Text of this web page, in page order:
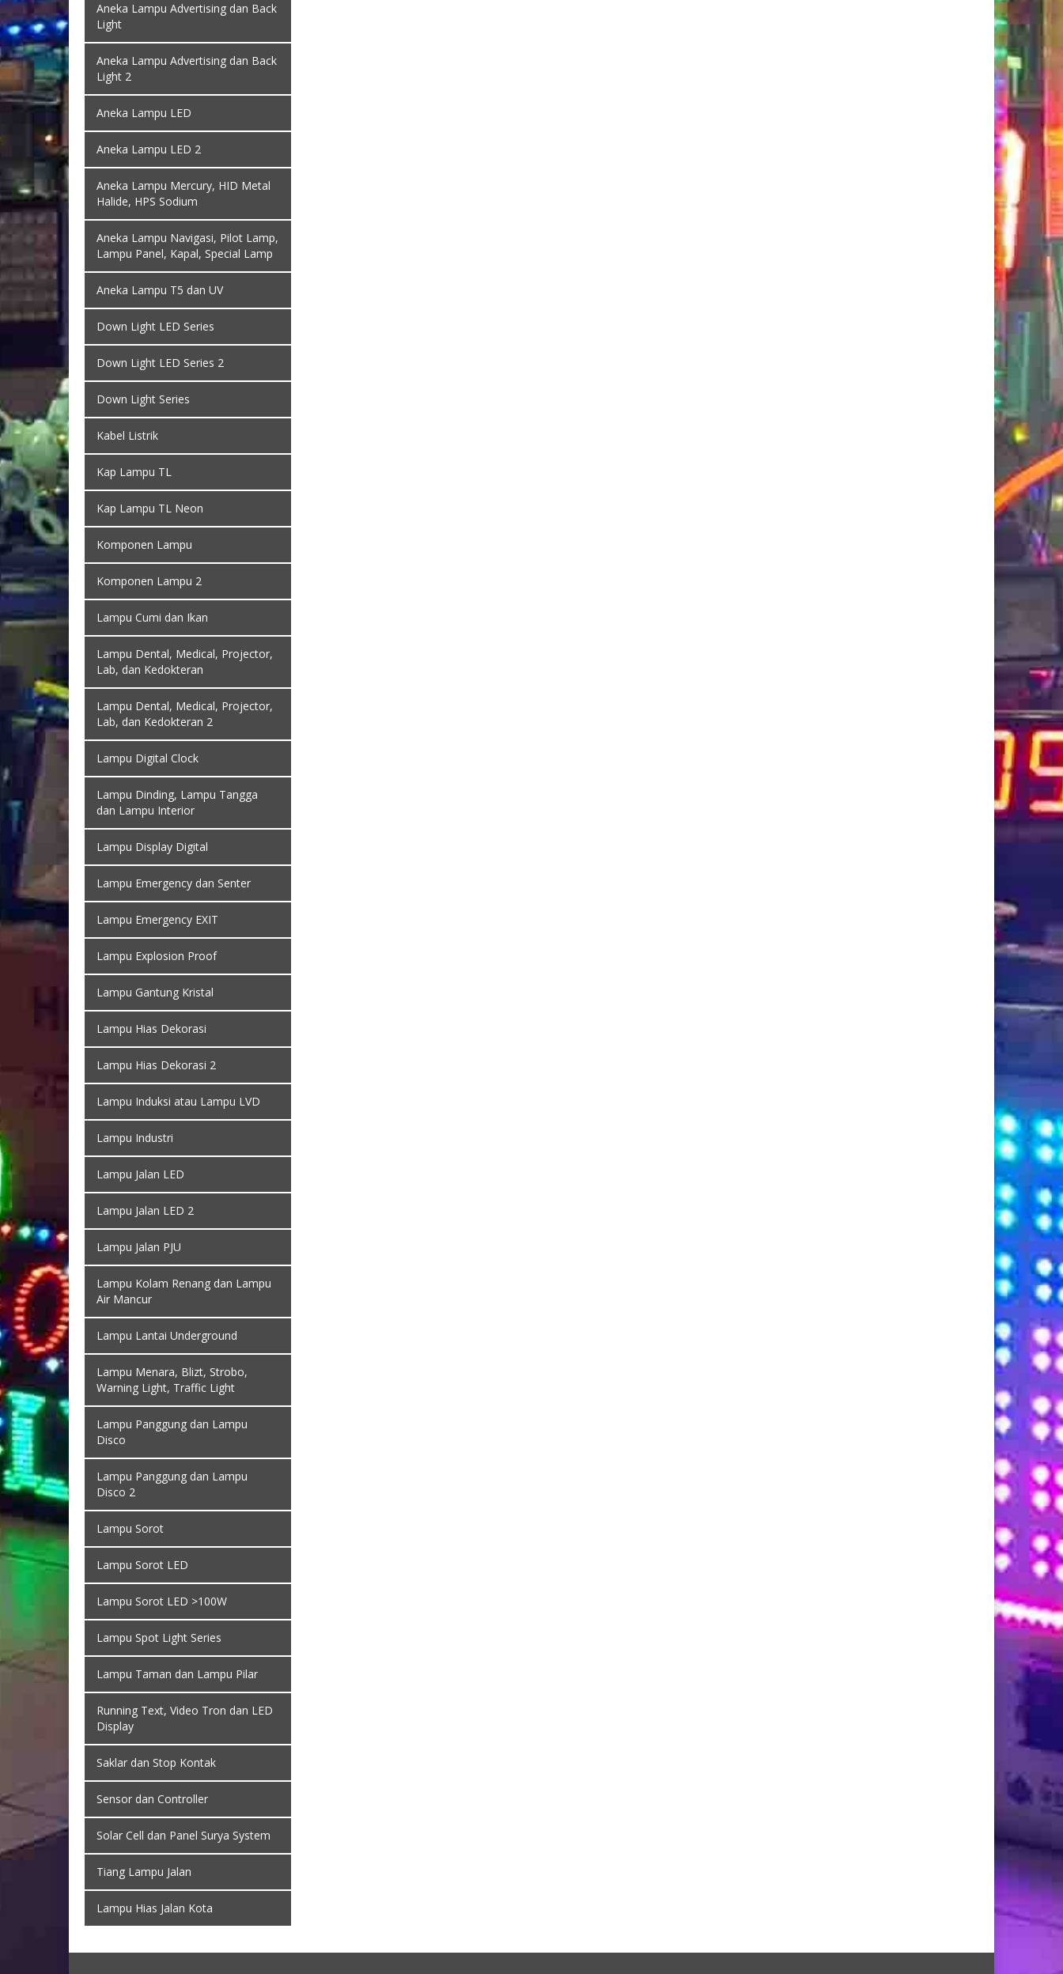
Aneka Lampu Advertising dan Back
Light
Aneka Lampu Advertising dan Back
Light 2
Aneka Lampu LED
Aneka Lampu LED 2
Aneka Lampu Mercury, HID Metal
Halide, HPS Sodium
Aneka Lampu Navigasi, Pilot Lamp,
Lampu Panel, Kapal, Special Lamp
Aneka Lampu T5 dan UV
Down Light LED Series
Down Light LED Series 2
Down Light Series
Kabel Listrik
Kap Lampu TL
Kap Lampu TL Neon
Komponen Lampu
Komponen Lampu 2
Lampu Cumi dan Ikan
Lampu Dental, Medical, Projector,
Lab, dan Kedokteran
Lampu Dental, Medical, Projector,
Lab, dan Kedokteran 2
Lampu Digital Clock
Lampu Dinding, Lampu Tangga
dan Lampu Interior
Lampu Display Digital
Lampu Emergency dan Senter
Lampu Emergency EXIT
Lampu Explosion Proof
Lampu Gantung Kristal
Lampu Hias Dekorasi
Lampu Hias Dekorasi 2
Lampu Induksi atau Lampu LVD
Lampu Industri
Lampu Jalan LED
Lampu Jalan LED 2
Lampu Jalan PJU
Lampu Kolam Renang dan Lampu
Air Mancur
Lampu Lantai Underground
Lampu Menara, Blizt, Strobo,
Warning Light, Traffic Light
Lampu Panggung dan Lampu
Disco
Lampu Panggung dan Lampu
Disco 2
Lampu Sorot
Lampu Sorot LED
Lampu Sorot LED >100W
Lampu Spot Light Series
Lampu Taman dan Lampu Pilar
Running Text, Video Tron dan LED
Display
Saklar dan Stop Kontak
Sensor dan Controller
Solar Cell dan Panel Surya System
Tiang Lampu Jalan
Lampu Hias Jalan Kota